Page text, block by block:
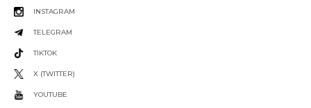
INSTAGRAM
TELEGRAM
TIKTOK
X (TWITTER)
YOUTUBE